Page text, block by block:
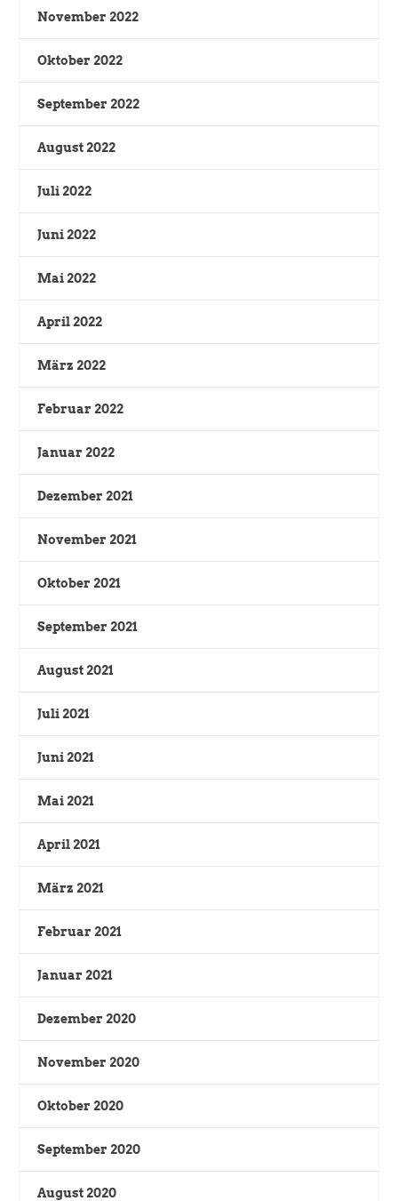
November 2022
Oktober 2022
September 2022
August 2022
Juli 2022
Juni 2022
Mai 2022
April 2022
März 2022
Februar 2022
Januar 2022
Dezember 2021
November 2021
Oktober 2021
September 2021
August 2021
Juli 2021
Juni 2021
Mai 2021
April 2021
März 2021
Februar 2021
Januar 2021
Dezember 2020
November 2020
Oktober 2020
September 2020
August 2020